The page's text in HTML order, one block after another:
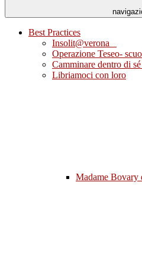
Best Practices
Insolit@verona
Operazione Teseo-
Camminare dentro di
Libriamoci con loro
Madame Bovary